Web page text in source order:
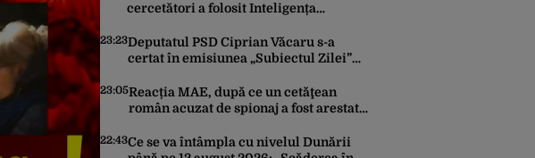
cercetători a folosit Inteligența
virusuri sintetice la tratarea de E.coli
23:23Deputatul PSD Ciprian Văcaru s-a
certat în emisiunea „Subiectul Zilei”
deficitul fiind motivul scandalului
23:05Reacția MAE, după ce un cetăţean
român acuzat de spionaj a fost arestat
ucrainean ca să asasineze un
22:43Ce se va întâmpla cu nivelul Dunării